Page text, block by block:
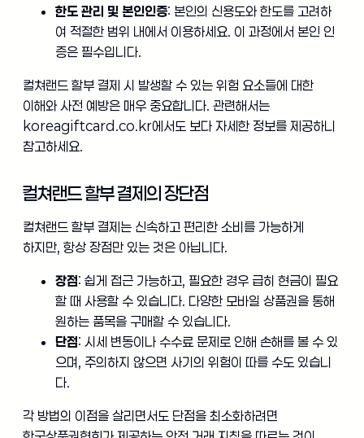
한도 관리 및 본인인증: 본인의 신용도와 한도를 고려하
여 적절한 범위 내에서 이용하세요. 이 과정에서 본인 인
증은 필수입니다.
컬쳐랜드 할부 결제 시 발생할 수 있는 위험 요소들에 대한
이해와 사전 예방은 매우 중요합니다. 관련해서는
koreagiftcard.co.kr에서도 보다 자세한 정보를 제공하니
참고하세요.
컬쳐랜드 할부 결제의 장단점
컬쳐랜드 할부 결제는 신속하고 편리한 소비를 가능하게
하지만, 항상 장점만 있는 것은 아닙니다.
장점: 쉽게 접근 가능하고, 필요한 경우 급히 현금이 필요
할 때 사용할 수 있습니다. 다양한 모바일 상품권을 통해
원하는 품목을 구매할 수 있습니다.
단점: 시세 변동이나 수수료 문제로 인해 손해를 볼 수 있
으며, 주의하지 않으면 사기의 위험이 따를 수도 있습니
다.
각 방법의 이점을 살리면서도 단점을 최소화하려면